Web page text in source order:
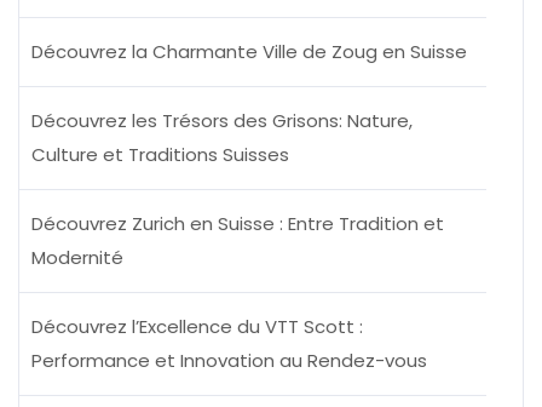
Découvrez la Charmante Ville de Zoug en Suisse
Découvrez les Trésors des Grisons: Nature,
Culture et Traditions Suisses
Découvrez Zurich en Suisse : Entre Tradition et
Modernité
Découvrez l’Excellence du VTT Scott :
Performance et Innovation au Rendez-vous